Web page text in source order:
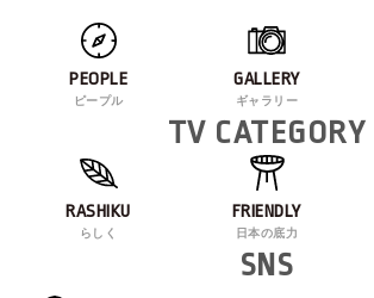
PEOPLE
ピープル
GALLERY
ギャラリー
TV CATEGORY
RASHIKU
らしく
FRIENDLY
日本の底力
SNS